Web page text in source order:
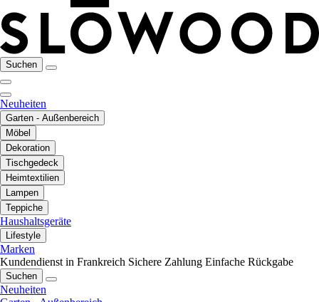
Suchen
Neuheiten
Garten - Außenbereich
Möbel
Dekoration
Tischgedeck
Heimtextilien
Lampen
Teppiche
Haushaltsgeräte
Lifestyle
Marken
Kundendienst in Frankreich Sichere Zahlung Einfache Rückgabe
Suchen
Neuheiten